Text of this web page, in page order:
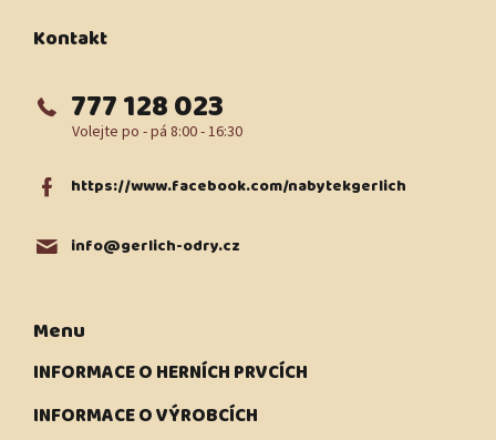
Kontakt
info@gerlich-odry.cz
777 128 023
https://www.facebook.com/nabytekgerlich
Menu
INFORMACE O HERNÍCH PRVCÍCH
INFORMACE O VÝROBCÍCH